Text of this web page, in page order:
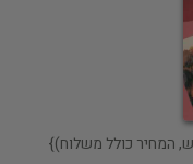
המחיר כולל משלוח)}